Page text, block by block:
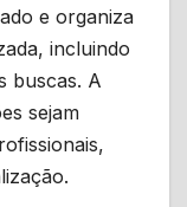
e organiza
incluindo
buscas. A
sejam